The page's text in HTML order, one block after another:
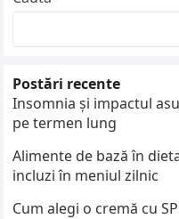
Postări recente
Insomnia și impactul
pe termen lung
Alimente de bază în
incluzi în meniul zilnic
Cum alegi o cremă cu